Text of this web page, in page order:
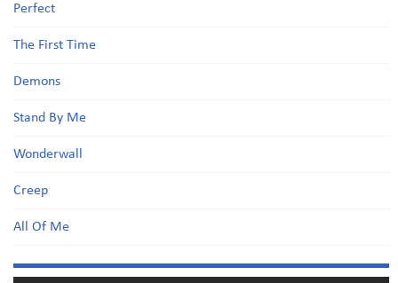
Perfect
The First Time
Demons
Stand By Me
Wonderwall
Creep
All Of Me